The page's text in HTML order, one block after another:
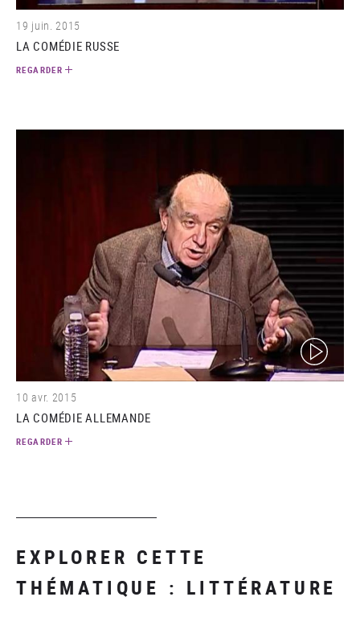
19 juin. 2015
LA COMÉDIE RUSSE
REGARDER
(video)
10 avr. 2015
LA COMÉDIE ALLEMANDE
REGARDER
EXPLORER CETTE
THÉMATIQUE : LITTÉRATURE